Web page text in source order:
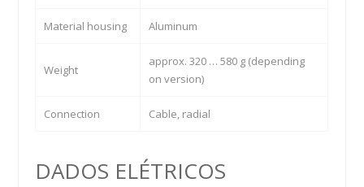
Material housing Aluminum
Weight
approx. 320 … 580 g (depending
on version)
Connection Cable, radial
DADOS ELÉTRICOS